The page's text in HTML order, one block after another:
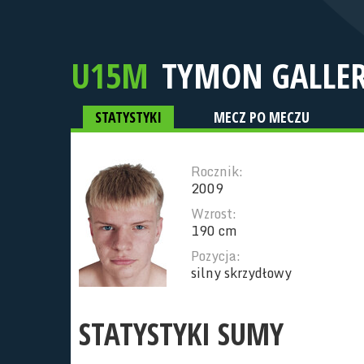
U15M TYMON
STATYSTYKI MECZ PO MECZU
Rocznik:
2009
Wzrost:
190 cm
Pozycja:
silny skrzydłowy
STATYSTYKI SUMY